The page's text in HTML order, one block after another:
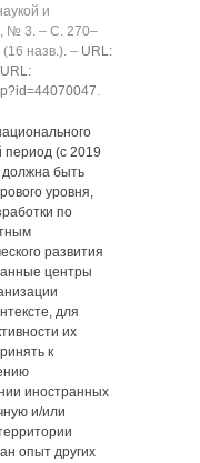
и
№ 3. ‒ C. 270‒
назв.). ‒ URL:
URL:
.
период (с 2019
должна быть
уровня,
по
развития
центры
для
их
к
иностранных
и/или
опыт других